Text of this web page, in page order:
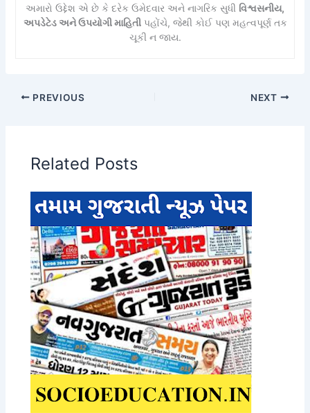
અમારો ઉદ્દેશ એ છે કે દરેક ઉમેદવાર અને નાગરિક સુધી વિશ્વસનીય,
અપડેટેડ અને ઉપયોગી માહિતીપહોંચે, જેથી કોઈ પણ મહત્વપૂર્ણ તક
ચૂકી ન જાય.
PREVIOUS NEXT
Related Posts